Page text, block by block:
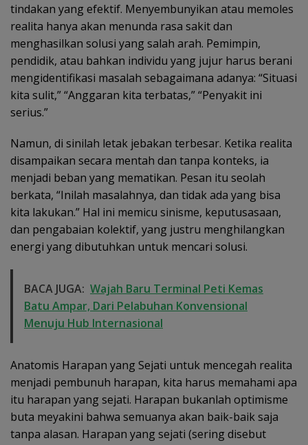
tindakan yang efektif. Menyembunyikan atau memoles
realita hanya akan menunda rasa sakit dan
menghasilkan solusi yang salah arah. Pemimpin,
pendidik, atau bahkan individu yang jujur harus berani
mengidentifikasi masalah sebagaimana adanya: “Situasi
kita sulit,” “Anggaran kita terbatas,” “Penyakit ini
serius.”
Namun, di sinilah letak jebakan terbesar. Ketika realita
disampaikan secara mentah dan tanpa konteks, ia
menjadi beban yang mematikan. Pesan itu seolah
berkata, “Inilah masalahnya, dan tidak ada yang bisa
kita lakukan.” Hal ini memicu sinisme, keputusasaan,
dan pengabaian kolektif, yang justru menghilangkan
energi yang dibutuhkan untuk mencari solusi.
BACA JUGA: Wajah Baru Terminal Peti Kemas
Batu Ampar, Dari Pelabuhan Konvensional
Menuju Hub Internasional
Anatomis Harapan yang Sejati untuk mencegah realita
menjadi pembunuh harapan, kita harus memahami apa
itu harapan yang sejati. Harapan bukanlah optimisme
buta meyakini bahwa semuanya akan baik-baik saja
tanpa alasan. Harapan yang sejati (sering disebut